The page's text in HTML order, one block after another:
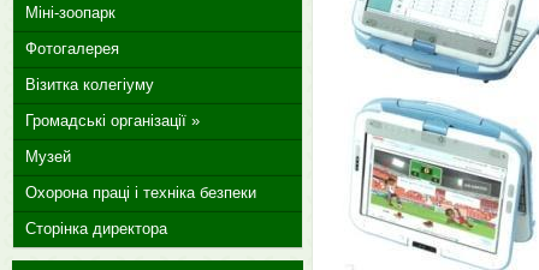
Міні-зоопарк
Фотогалерея
Візитка колегіуму
Громадські організації »
Музей
Охорона праці і техніка безпеки
Сторінка директора